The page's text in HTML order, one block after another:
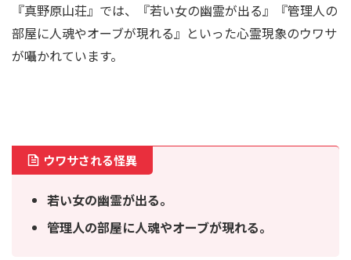
『真野原山荘』では、『若い女の幽霊が出る』『管理人の
部屋に人魂やオーブが現れる』といった心霊現象のウワサ
が囁かれています。
ウワサされる怪異
若い女の幽霊が出る。
管理人の部屋に人魂やオーブが現れる。